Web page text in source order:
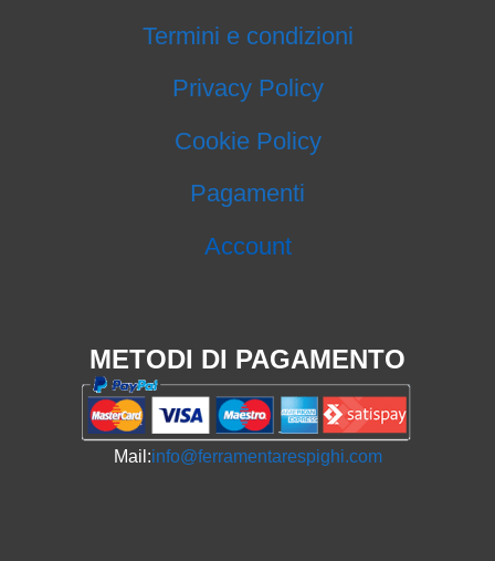
Termini e condizioni
Privacy Policy
Cookie Policy
Pagamenti
Account
METODI DI PAGAMENTO
Mail:info@ferramentarespighi.com